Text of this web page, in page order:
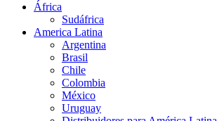
África
Sudáfrica
America Latina
Argentina
Brasil
Chile
Colombia
México
Uruguay